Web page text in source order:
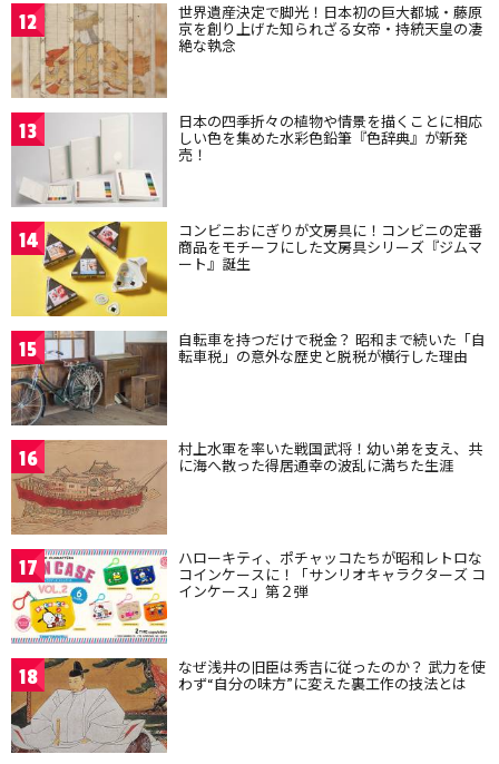
12 世界遺産決定で脚光！日本初の巨大都城・藤原
京を創り上げた知られざる女帝・持統天皇の凄
絶な執念
13 日本の四季折々の植物や情景を描くことに相応
しい色を集めた水彩色鉛筆『色辞典』が新発
売！
14 コンビニおにぎりが文房具に！コンビニの定番
商品をモチーフにした文房具シリーズ『ジムマ
ート』誕生
15 自転車を持つだけで税金？ 昭和まで続いた「自
転車税」の意外な歴史と脱税が横行した理由
16 村上水軍を率いた戦国武将！幼い弟を支え、共
に海へ散った得居通幸の波乱に満ちた生涯
17 ハローキティ、ポチャッコたちが昭和レトロな
コインケースに！「サンリオキャラクターズ コ
インケース」第２弾
18 なぜ浅井の旧臣は秀吉に従ったのか？ 武力を使
わず“自分の味方”に変えた裏工作の技法とは